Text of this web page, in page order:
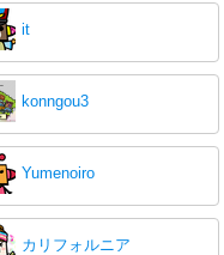
it
konngou3
Yumenoiro
カリフォルニア